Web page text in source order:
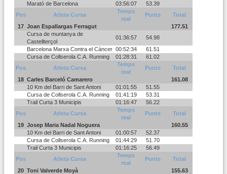
Marató de Barcelona
03:56:07
53.39
Pos
Atleta Cursa
Temps
real
Punts
Total
17 Joan Espallargas Ferragut
177.51
Cursa de muntanya de
Castellterçol
01:36:57
54.98
Barcelona Marxa Contra el Càncer 00:52:34
61.51
Cursa de Collserola C.A. Running
01:28:31
61.02
Pos
Atleta Cursa
Temps
real
Punts
Total
18 Carles Barceló Camarero
161.08
10 Km del Barri de Sant Antoni
01:01:55
51.55
Cursa de Collserola C.A. Running
01:41:19
53.31
Trail Curta 3 Municipis
01:16:47
56.22
Pos
Atleta Cursa
Temps
real
Punts
Total
19 Josep Maria Nadal Noguera
160.55
10 Km del Barri de Sant Antoni
01:00:57
52.37
Cursa de Collserola C.A. Running
01:44:29
51.70
Trail Curta 3 Municipis
01:16:25
56.49
Pos
Atleta Cursa
Temps
real
Punts
Total
20 Toni Valverde Moyà
155.63